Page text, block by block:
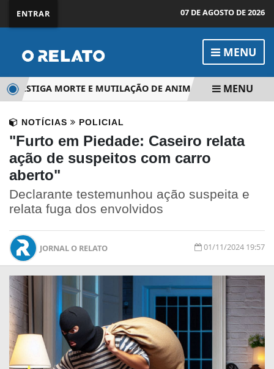
ENTRAR 07 DE AGOSTO DE 2026
MENU
MORTE E MUTILAÇÃO DE ANIMAIS EM MENU
NOTÍCIAS POLICIAL
"Furto em Piedade: Caseiro relata
ação de suspeitos com carro
aberto"
Declarante testemunhou ação suspeita e
relata fuga dos envolvidos
JORNAL O RELATO 01/11/2024 19:57